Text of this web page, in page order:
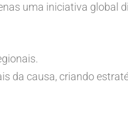
uma iniciativa global
da causa, criando